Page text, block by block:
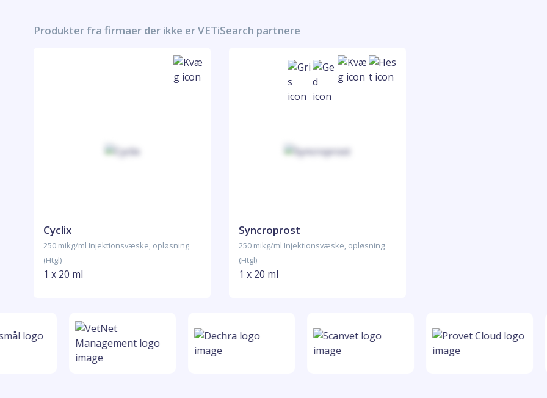
Produkter fra firmaer der ikke er VETiSearch partnere
Cyclix
250 mikg/ml Injektionsvæske, opløsning
(Htgl)
1 x 20 ml
Syncroprost
250 mikg/ml Injektionsvæske, opløsning
(Htgl)
1 x 20 ml